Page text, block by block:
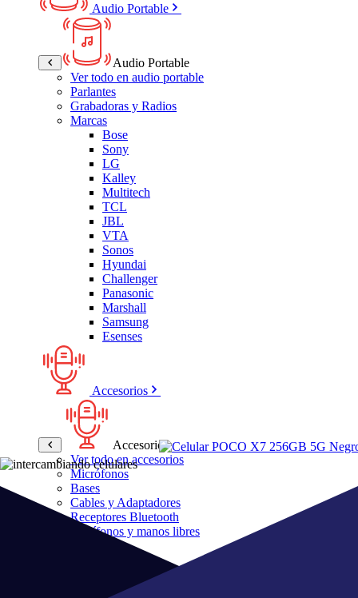
Audio Portable
Audio Portable
Ver todo en audio portable
Parlantes
Grabadoras y Radios
Marcas
Bose
Sony
LG
Kalley
Multitech
TCL
JBL
VTA
Sonos
Hyundai
Challenger
Panasonic
Marshall
Samsung
Esenses
Accesorios
Accesorios
Ver todo en accesorios
Micrófonos
Bases
Cables y Adaptadores
Receptores Bluetooth
Audífonos y manos libres